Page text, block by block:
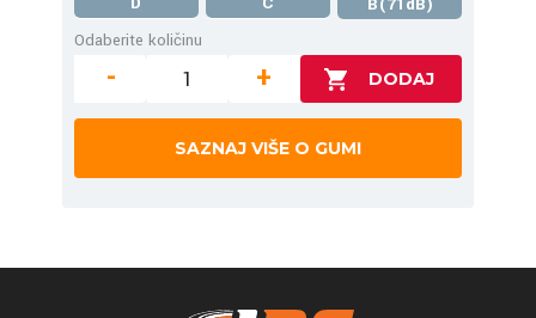
Odaberite količinu
- +
SAZNAJ VIŠE O GUMI